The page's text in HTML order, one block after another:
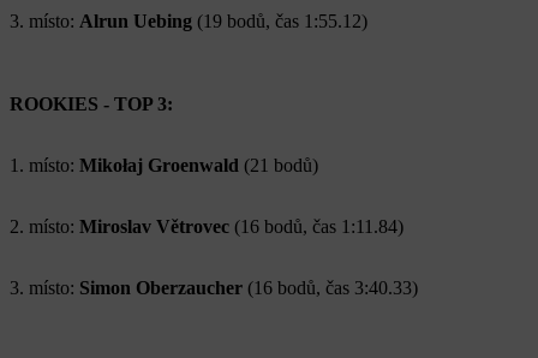
3. místo: Alrun Uebing (19 bodů, čas 1:55.12)
ROOKIES - TOP 3:
1. místo: Mikołaj Groenwald (21 bodů)
2. místo: Miroslav Větrovec (16 bodů, čas 1:11.84)
3. místo: Simon Oberzaucher (16 bodů, čas 3:40.33)